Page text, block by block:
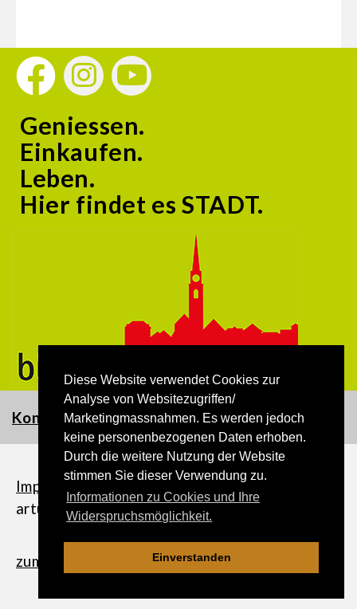
Diese Website verwendet Cookies zur
Analyse von Websitezugriffen/
Marketingmassnahmen. Es werden jedoch
keine personenbezogenen Daten erhoben.
Durch die weitere Nutzung der Website
stimmen Sie dieser Verwendung zu.
Informationen zu Cookies und Ihre
Widerspruchsmöglichkeit.
Einverstanden
Geniessen.
Einkaufen.
Leben.
Hier findet es STADT.
Kontakt
Impressum|Datenschutzerklärung| ©
artundmedia.ch
zum Seitenanfang